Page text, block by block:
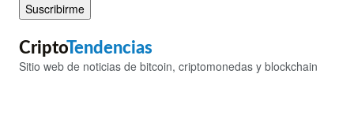
Suscribirme
CriptoTendencias
Sitio web de noticias de bitcoin, criptomonedas y blockchain